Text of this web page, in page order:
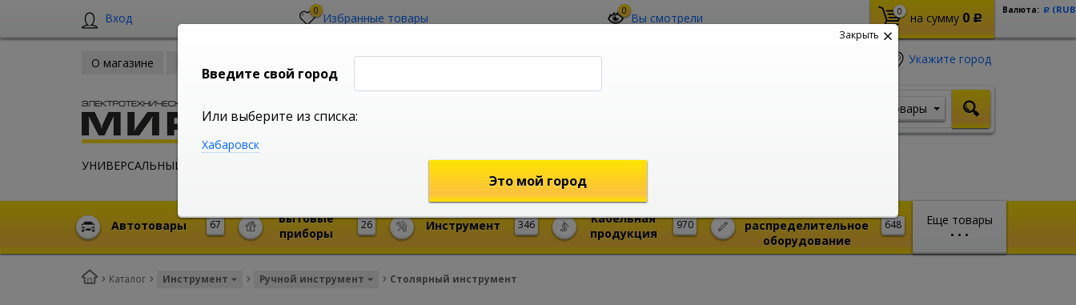
Вход 0 Избранные товары 0 Вы смотрели 0 на сумму 0 Р
Валюта: Р
О магазине
УНИВЕРСАЛЬНЫЙ ИНТЕРНЕТ МАГАЗИН
Укажите город
shop@mireks.ru
Товары
Еще товары
• • •
67
Автотовары 26
Бытовые
приборы
346
Инструмент 970
Кабельная
продукция
648
распределительное
оборудование
Каталог Инструмент Ручной инструмент Столярный инструмент
Закрыть
Введите свой город
Или выберите из списка:
Хабаровск
Это мой город